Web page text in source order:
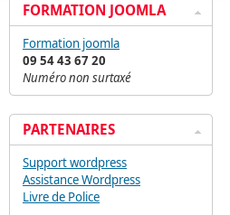
FORMATION JOOMLA
Formation joomla
09 54 43 67 20
Numéro non surtaxé
PARTENAIRES
Support wordpress
Assistance Wordpress
Livre de Police